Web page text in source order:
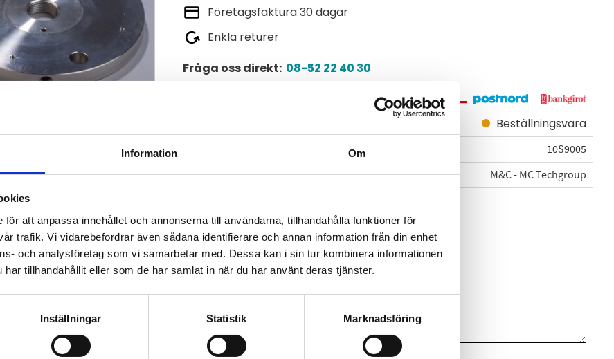
Information Om
för att anpassa innehållet och annonserna till användarna, tillhandahålla funktioner för
trafik. Vi vidarebefordrar även sådana identifierare och annan information från din enhet
och analysföretag som vi samarbetar med. Dessa kan i sin tur kombinera informationen
har tillhandahållit eller som de har samlat in när du har använt deras tjänster.
Inställningar Statistik Marknadsföring
Företagsfaktura 30 dagar
Enkla returer
Fråga oss direkt: 08-52 22 40 30
Beställningsvara
10S9005
Tillverkare
M&C - MC Techgroup
Omdömen
Du